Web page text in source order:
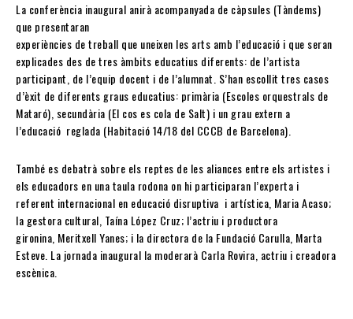
La conferència inaugural anirà acompanyada de càpsules (Tàndems)
que presentaran
experiències de treball que uneixen les arts amb l’educació i que seran
explicades des de tres àmbits educatius diferents: de l’artista
participant, de l’equip docent i de l’alumnat. S’han escollit tres casos
d’èxit de diferents graus educatius: primària (Escoles orquestrals de
Mataró), secundària (El cos es cola de Salt) i un grau extern a
l’educació reglada (Habitació 14/18 del CCCB de Barcelona).
També es debatrà sobre els reptes de les aliances entre els artistes i
els educadors en una taula rodona on hi participaran l’experta i
referent internacional en educació disruptiva i artística, Maria Acaso;
la gestora cultural, Taína López Cruz; l’actriu i productora
gironina, Meritxell Yanes; i la directora de la Fundació Carulla, Marta
Esteve. La jornada inaugural la moderarà Carla Rovira, actriu i creadora
escènica.